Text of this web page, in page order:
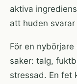
aktiva
att huden
För en
saker: talg,
stressad. En fet